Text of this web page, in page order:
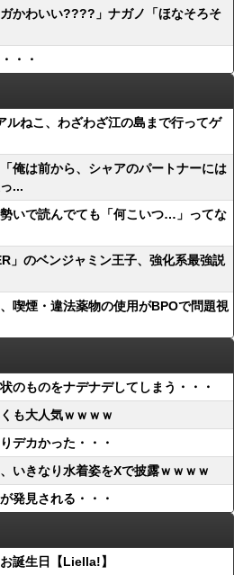
かわいい????」ナガノ「ほなそろそ
・・
ルねこ、わざわざ江の島まで行ってゲ
俺は前から、シャアのパートナーには
...
勢いで読んでても「何こいつ…」ってな
」のベンジャミン王子、強化系最強説
喫煙・違法薬物の使用がBPOで問題視
のものをナデナデしてしまう・・・
も大人気ｗｗｗｗ
デカかった・・・
いきなり水着姿をXで披露ｗｗｗｗ
発見される・・・
誕生日【Liella!】